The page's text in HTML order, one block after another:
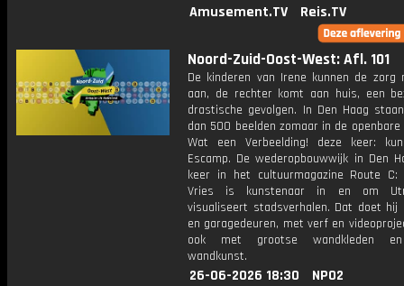
Amusement.TV
Reis.TV
Noord-Zuid-Oost-West: Afl. 101
De kinderen van Irene kunnen de zorg
aan, de rechter komt aan huis, een
drastische gevolgen. In Den Haag
dan 500 beelden zomaar in de
Wat een Verbeelding! deze keer:
Escamp. De wederopbouwwijk in Den
keer in het cultuurmagazine Route C:
Vries is kunstenaar in en om
visualiseert stadsverhalen. Dat doet hij
en garagedeuren, met verf en
ook met grootse wandkleden
wandkunst.
26-06-2026 18:30
NPO2